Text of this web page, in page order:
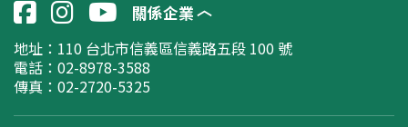
關係企業
地址： 110 台北市信義區信義路五段 100 號
電話：02-8978-3588
傳真：02-2720-5325